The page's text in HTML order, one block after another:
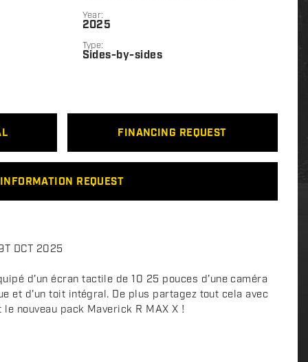
Year:
2025
Type:
Sides-by-sides
FINANCING REQUEST
INFORMATION REQUEST
DCT 2025
d'un écran tactile de 10 25 pouces d'une caméra
et d'un toit intégral. De plus partagez tout cela avec
nouveau pack Maverick R MAX X !